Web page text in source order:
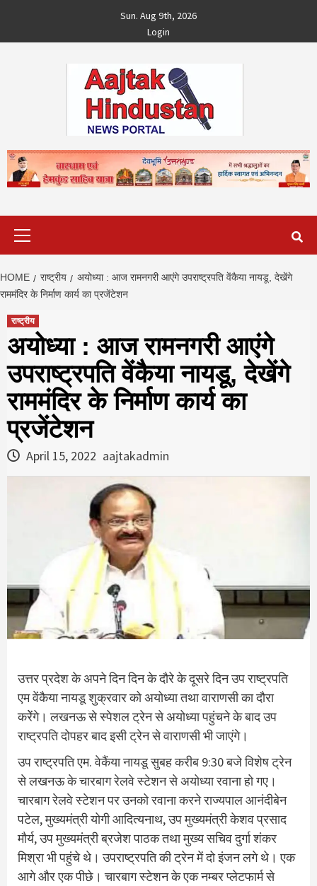
content
Sun. Aug 9th, 2026
Login
HOME राष्ट्रीय
अयोध्या : आज रामनगरी आएंगे उपराष्ट्रपति वेंकैया नायडू, देखेंगे
राममंदिर के निर्माण कार्य का प्रजेंटेशन
राष्ट्रीय
अयोध्या : आज रामनगरी आएंगे
उपराष्ट्रपति वेंकैया नायडू, देखेंगे
राममंदिर के निर्माण कार्य का
प्रजेंटेशन
April 15, 2022 aajtakadmin
उत्तर प्रदेश के अपने दिन दिन के दौरे के दूसरे दिन उप राष्ट्रपति
एम वेंकैया नायडू शुक्रवार को अयोध्या तथा वाराणसी का दौरा
करेेंगे। लखनऊ से स्पेशल ट्रेन से अयोध्या पहुंचने के बाद उप
राष्ट्रपति दोपहर बाद इसी ट्रेन से वाराणसी भी जाएंगे।
उप राष्ट्रपति एम. वेकैंया नायडू सुबह करीब 9:30 बजे विशेष ट्रेन
से लखनऊ के चारबाग रेलवे स्टेशन से अयोध्या रवाना हो गए।
चारबाग रेलवे स्टेशन पर उनको रवाना करने राज्यपाल आनंदीबेन
पटेल, मुख्यमंत्री योगी आदित्यनाथ, उप मुख्यमंत्री केशव प्रसाद
मौर्य, उप मुख्यमंत्री ब्रजेश पाठक तथा मुख्य सचिव दुर्गा शंकर
मिश्रा भी पहुंचे थे। उपराष्ट्रपति की ट्रेन में दो इंजन लगे थे। एक
आगे और एक पीछे। चारबाग स्टेशन के एक नम्बर प्लेटफार्म से